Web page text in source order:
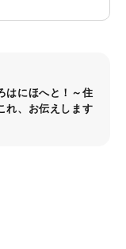
はにほへと！～住
れ、お伝えします